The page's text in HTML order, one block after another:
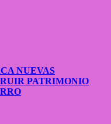
NUEVAS
PATRIMONIO